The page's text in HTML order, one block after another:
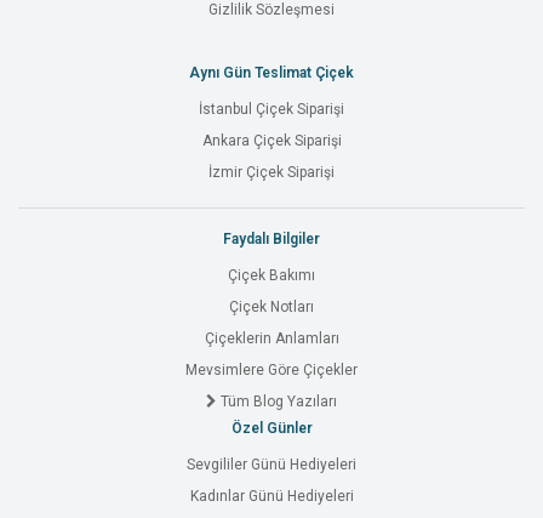
Gizlilik Sözleşmesi
Aynı Gün Teslimat Çiçek
İstanbul Çiçek Siparişi
Ankara Çiçek Siparişi
İzmir Çiçek Siparişi
Faydalı Bilgiler
Çiçek Bakımı
Çiçek Notları
Çiçeklerin Anlamları
Mevsimlere Göre Çiçekler
Tüm Blog Yazıları
Özel Günler
Sevgililer Günü Hediyeleri
Kadınlar Günü Hediyeleri